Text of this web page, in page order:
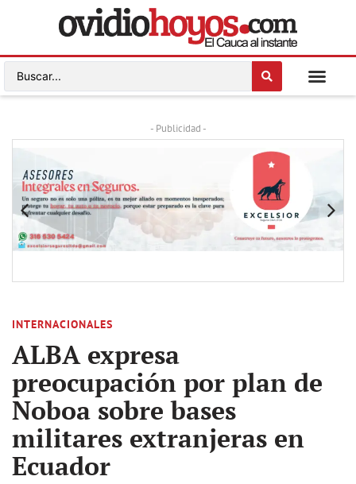
- Publicidad -
INTERNACIONALES
ALBA expresa
preocupación por plan de
Noboa sobre bases
militares extranjeras en
Ecuador